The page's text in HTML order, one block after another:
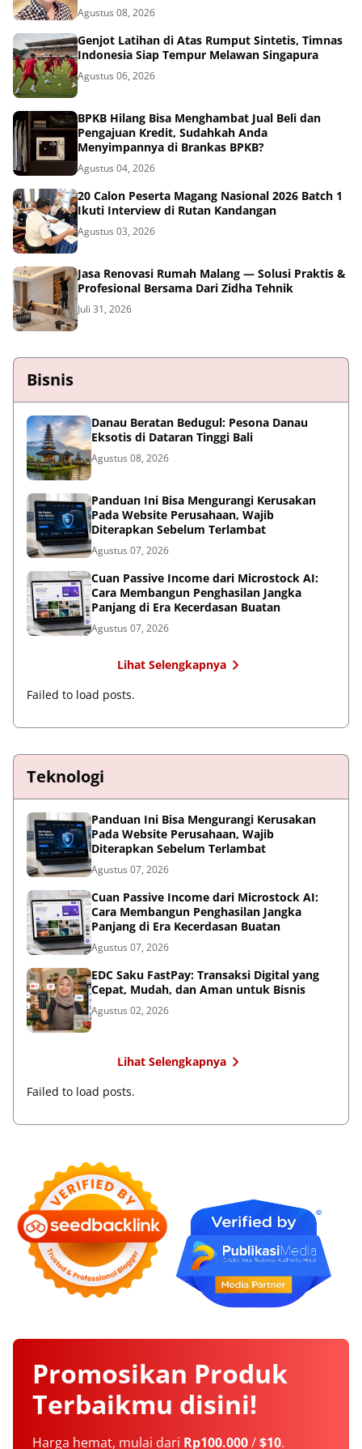
Agustus 08, 2026
Genjot Latihan di Atas Rumput Sintetis, Timnas
Indonesia Siap Tempur Melawan Singapura
Agustus 06, 2026
BPKB Hilang Bisa Menghambat Jual Beli dan
Pengajuan Kredit, Sudahkah Anda
Menyimpannya di Brankas BPKB?
Agustus 04, 2026
20 Calon Peserta Magang Nasional 2026 Batch 1
Ikuti Interview di Rutan Kandangan
Agustus 03, 2026
Jasa Renovasi Rumah Malang — Solusi Praktis &
Profesional Bersama Dari Zidha Tehnik
Juli 31, 2026
Bisnis
Danau Beratan Bedugul: Pesona Danau
Eksotis di Dataran Tinggi Bali
Agustus 08, 2026
Panduan Ini Bisa Mengurangi Kerusakan
Pada Website Perusahaan, Wajib
Diterapkan Sebelum Terlambat
Agustus 07, 2026
Cuan Passive Income dari Microstock AI:
Cara Membangun Penghasilan Jangka
Panjang di Era Kecerdasan Buatan
Agustus 07, 2026
Lihat Selengkapnya
Failed to load posts.
Teknologi
Panduan Ini Bisa Mengurangi Kerusakan
Pada Website Perusahaan, Wajib
Diterapkan Sebelum Terlambat
Agustus 07, 2026
Cuan Passive Income dari Microstock AI:
Cara Membangun Penghasilan Jangka
Panjang di Era Kecerdasan Buatan
Agustus 07, 2026
EDC Saku FastPay: Transaksi Digital yang
Cepat, Mudah, dan Aman untuk Bisnis
Agustus 02, 2026
Lihat Selengkapnya
Failed to load posts.
Promosikan Produk
Terbaikmu disini!
Harga hemat, mulai dari Rp100.000/$10.